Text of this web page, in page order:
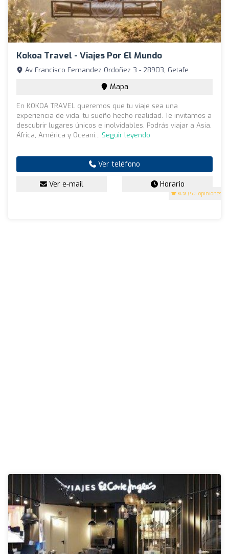
Kokoa Travel - Viajes Por El Mundo
4.9 (56 opiniones)
Av Francisco Fernandez Ordoñez 3 - 28903, Getafe
Mapa
En KOKOA TRAVEL queremos que tu viaje sea una
experiencia de vida, tu sueño hecho realidad. Te invitamos a
descubrir lugares únicos e inolvidables. Podrás viajar a Asia,
África, América y Oceaní... Seguir leyendo
Ver teléfono
Ver e-mail Horario